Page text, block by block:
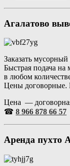
Агалатово
Заказать
Быстрая подача на
в любом
Цены договорные.
Цена —
☎ 8 966 878 66 57
Аренда пухто